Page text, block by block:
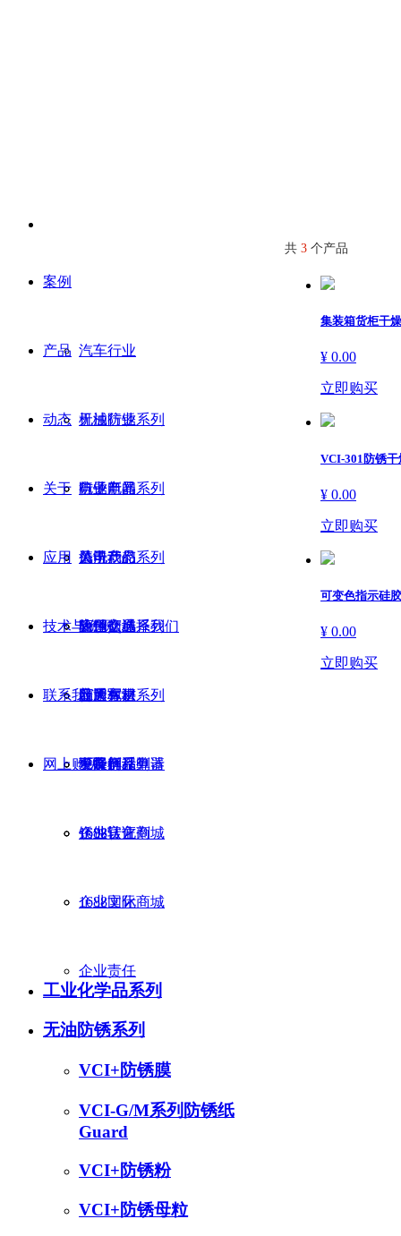
案例
汽车行业
机械行业
电子电器
风电产品
轨道交通
航天军事
产品
无油防锈系列
防锈产品系列
清洗产品系列
除锈产品系列
普通包材系列
可降解系列
锈蚀转化剂
动态
行业新闻
公司动态
关于
关于我们
为什么选择我们
品牌标识
发展历程
企业认证
企业文化
企业责任
应用
应用领域
应用方法
干燥剂计算器
技术与资源
联系我们
免费样品申请
网上购买
1688官方商城
1688国际商城
共 3 个产品
集装箱货柜干
¥ 0.00
立即购买
VCI-301防锈干
¥ 0.00
立即购买
可变色指示硅
¥ 0.00
立即购买
工业化学品系列
无油防锈系列
VCI+防锈膜
VCI-G/M系列防锈纸
Guard
VCI+防锈粉
VCI+防锈母粒